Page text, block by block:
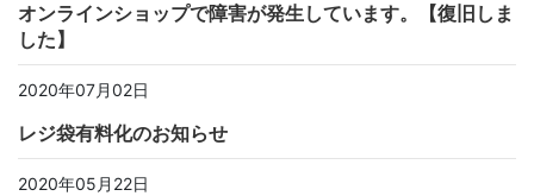
オンラインショップで障害が発生しています。【復旧しま
した】
2020年07月02日
レジ袋有料化のお知らせ
2020年05月22日